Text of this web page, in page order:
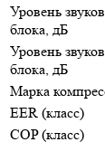
Уровень
блока, дБ
Уровень
блока, дБ
Марка
EER (класс)
COP (класс)